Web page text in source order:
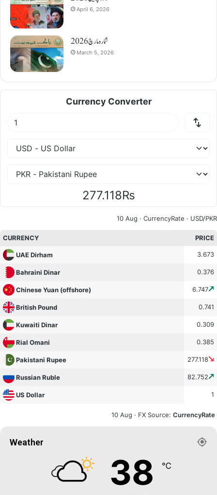
April 6, 2026
شمارہ مارچ 2026
March 5, 2026
Currency Converter
277.118₨
10 Aug · CurrencyRate · USD/PKR
CURRENCY PRICE
UAE Dirham 3.673
Bahraini Dinar 0.376
Chinese Yuan (offshore) 6.747
British Pound 0.741
Kuwaiti Dinar 0.309
Rial Omani 0.385
Pakistani Rupee 277.118
Russian Ruble 82.752
US Dollar 1
10 Aug · FX Source: CurrencyRate
Weather
38 ℃